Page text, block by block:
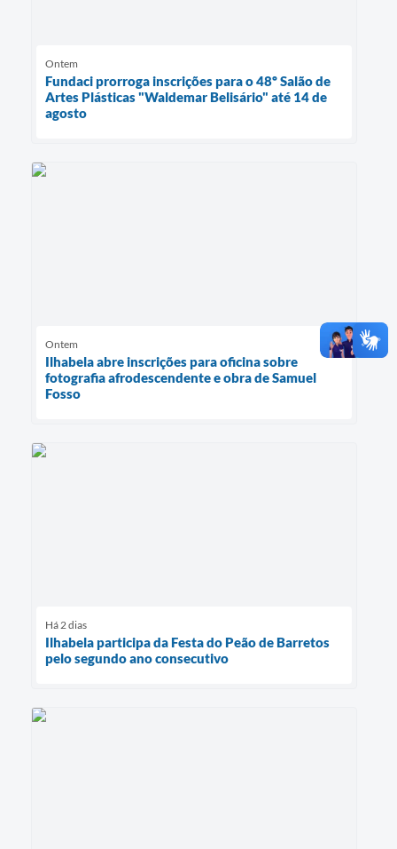
Ontem
Fundaci prorroga inscrições para o 48º Salão de
Artes Plásticas "Waldemar Belisário" até 14 de
agosto
Ontem
Ilhabela abre inscrições para oficina sobre
fotografia afrodescendente e obra de Samuel
Fosso
Há 2 dias
Ilhabela participa da Festa do Peão de Barretos
pelo segundo ano consecutivo